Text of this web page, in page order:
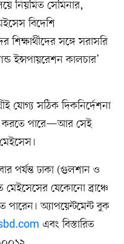
নিয়মিত সেমিনার,
বিদেশি
শিক্ষার্থীদের সঙ্গে সরাসরি
ইন্সপায়রেশন কালচার’
যোগ্য সঠিক দিকনির্দেশনা
করতে পারে—আর সেই
পর্যন্ত ঢাকা (গুলশান ও
মেইসেসের যেকোনো ব্রাঞ্চে
পারেন। অ্যাপয়েন্টমেন্ট বুক
এবং বিস্তারিত